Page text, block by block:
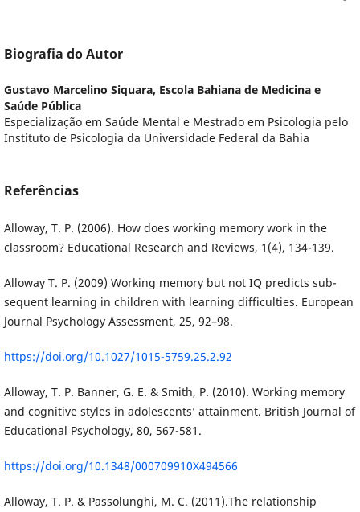
Biografia do Autor
Gustavo Marcelino Siquara, Escola Bahiana de Medicina e
Saúde Pública
Especialização em Saúde Mental e Mestrado em Psicologia pelo
Instituto de Psicologia da Universidade Federal da Bahia
Referências
Alloway, T. P. (2006). How does working memory work in the
classroom? Educational Research and Reviews, 1(4), 134-139.
Alloway T. P. (2009) Working memory but not IQ predicts sub-
sequent learning in children with learning difficulties. European
Journal Psychology Assessment, 25, 92–98.
https://doi.org/10.1027/1015-5759.25.2.92
Alloway, T. P. Banner, G. E. & Smith, P. (2010). Working memory
and cognitive styles in adolescents’ attainment. British Journal of
Educational Psychology, 80, 567-581.
https://doi.org/10.1348/000709910X494566
Alloway, T. P. & Passolunghi, M. C. (2011).The relationship